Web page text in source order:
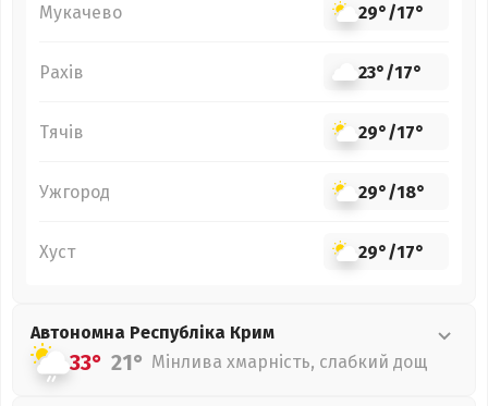
Мукачево 29°/17°
Рахів 23°/17°
Тячів 29°/17°
Ужгород 29°/18°
Хуст 29°/17°
Автономна Республіка Крим
33° 21° Мінлива хмарність, слабкий дощ